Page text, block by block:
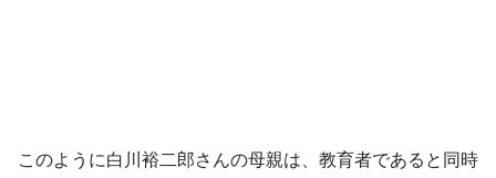
このように白川裕二郎さんの母親は、教育者であると同時